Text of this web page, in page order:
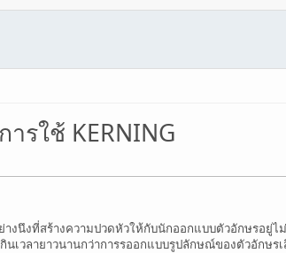
รใช้ KERNING
างนึงที่สร้างความปวดหัวให้กับนักออกแบบตัวอักษรอ
เวลายาวนานกว่าการรออกแบบรูปลักษณ์ของตัวอักษร